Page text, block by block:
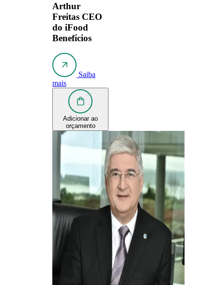
Arthur
Freitas CEO
do iFood
Benefícios
Saiba
mais
Adicionar ao
orçamento